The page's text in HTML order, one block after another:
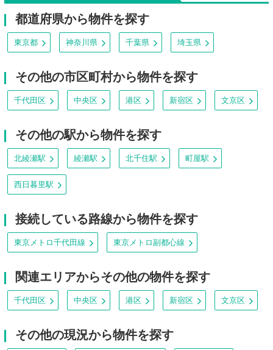
都道府県から物件を探す
東京都 神奈川県 千葉県 埼玉県
その他の市区町村から物件を探す
千代田区 中央区 港区 新宿区 文京区
その他の駅から物件を探す
北綾瀬駅 綾瀬駅 北千住駅 町屋駅
西日暮里駅
接続している路線から物件を探す
東京メトロ千代田線 東京メトロ副都心線
関連エリアからその他の物件を探す
千代田区 中央区 港区 新宿区 文京区
その他の現況から物件を探す